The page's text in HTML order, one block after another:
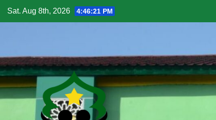
Sat. Aug 8th, 2026 4:46:22 PM